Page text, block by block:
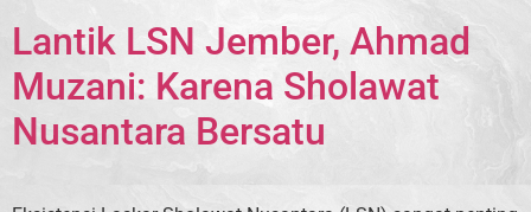
Lantik LSN Jember, Ahmad
Muzani: Karena Sholawat
Nusantara Bersatu